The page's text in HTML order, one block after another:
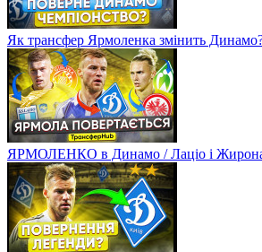
Як трансфер Ярмоленка змінить
ЯРМОЛЕНКО в Динамо / Лаціо і